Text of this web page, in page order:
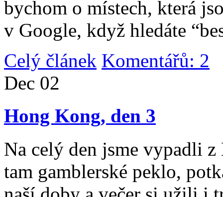
bychom o místech, která
v Google, když hledáte
Celý článek Komentářů: 2
Dec 02
Hong Kong, den 3
Na celý den jsme vypadli
tam gamblerské peklo,